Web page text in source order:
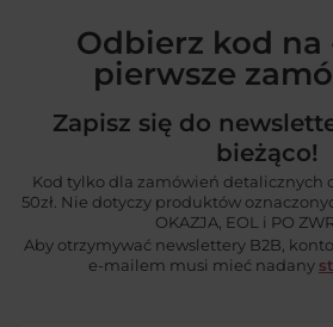
Odbierz kod na
pierwsze
Zapisz się do
bieżąco!
Kod tylko dla zamówień detalicznych
50zł. Nie dotyczy produktów
OKAZJA, EOL i PO
Aby otrzymywać newslettery B2B,
e-mailem musi mieć nadany